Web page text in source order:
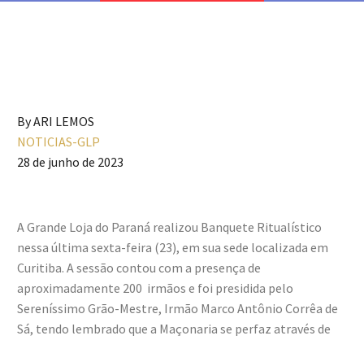
By ARI LEMOS
NOTICIAS-GLP
28 de junho de 2023
A Grande Loja do Paraná realizou Banquete Ritualístico
nessa última sexta-feira (23), em sua sede localizada em
Curitiba. A sessão contou com a presença de
aproximadamente 200 irmãos e foi presidida pelo
Sereníssimo Grão-Mestre, Irmão Marco Antônio Corrêa de
Sá, tendo lembrado que a Maçonaria se perfaz através de